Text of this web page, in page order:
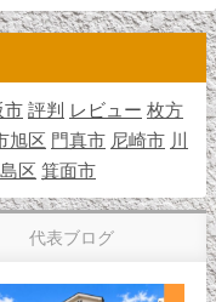
市 評判 レビュー 枚方
旭区 門真市 尼崎市 川
区 箕面市
代表ブログ